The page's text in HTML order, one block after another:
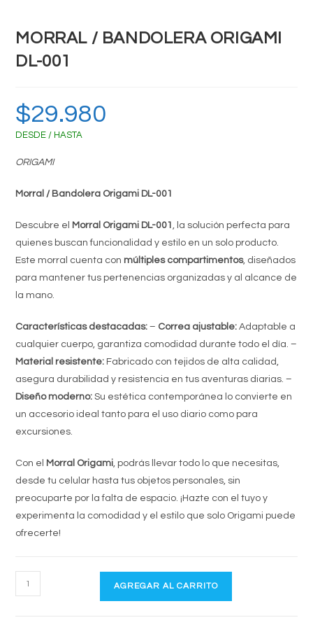
MORRAL / BANDOLERA ORIGAMI
DL-001
$29.980
DESDE / HASTA
ORIGAMI
Morral / Bandolera Origami DL-001
Descubre el Morral Origami DL-001, la solución perfecta para
quienes buscan funcionalidad y estilo en un solo producto.
Este morral cuenta con múltiples compartimentos, diseñados
para mantener tus pertenencias organizadas y al alcance de
la mano.
Características destacadas: – Correa ajustable: Adaptable a
cualquier cuerpo, garantiza comodidad durante todo el día. –
Material resistente: Fabricado con tejidos de alta calidad,
asegura durabilidad y resistencia en tus aventuras diarias. –
Diseño moderno: Su estética contemporánea lo convierte en
un accesorio ideal tanto para el uso diario como para
excursiones.
Con el Morral Origami, podrás llevar todo lo que necesitas,
desde tu celular hasta tus objetos personales, sin
preocuparte por la falta de espacio. ¡Hazte con el tuyo y
experimenta la comodidad y el estilo que solo Origami puede
ofrecerte!
MORRAL
/
AGREGAR AL CARRITO